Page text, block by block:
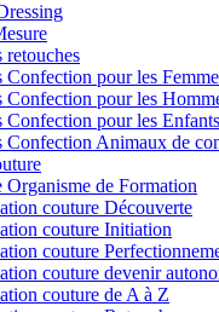
retouches
Confection pour les
Confection pour les
Confection pour les Enfants
Confection Animaux de
Organisme de Formation
couture Découverte
couture Initiation
couture
couture devenir
couture de A à Z